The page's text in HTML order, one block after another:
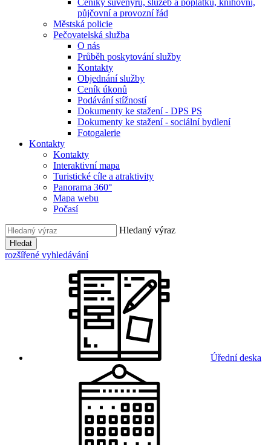
Ceníky suvenýrů, služeb a poplatků, knihovní,
půjčovní a provozní řád
Městská policie
Pečovatelská služba
O nás
Průběh poskytování služby
Kontakty
Objednání služby
Ceník úkonů
Podávání stížností
Dokumenty ke stažení - DPS PS
Dokumenty ke stažení - sociální bydlení
Fotogalerie
Kontakty
Kontakty
Interaktivní mapa
Turistické cíle a atraktivity
Panorama 360°
Mapa webu
Počasí
Hledaný výraz
Hledat
rozšířené vyhledávání
Úřední deska